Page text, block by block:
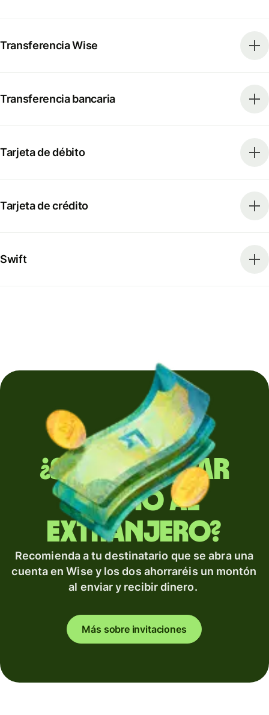
Transferencia Wise
Transferencia bancaria
Tarjeta de débito
Tarjeta de crédito
Swift
¿Sueles enviar
dinero al
extranjero?
Recomienda a tu destinatario que se abra una
cuenta en Wise y los dos ahorraréis un montón
al enviar y recibir dinero.
Más sobre invitaciones